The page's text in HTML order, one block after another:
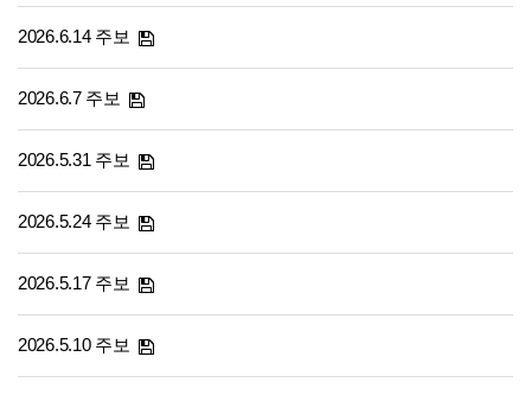
2026.6.14 주보
2026.6.7 주보
2026.5.31 주보
2026.5.24 주보
2026.5.17 주보
2026.5.10 주보